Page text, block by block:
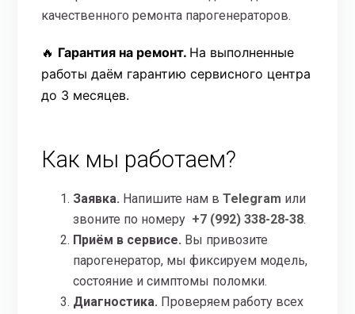
качественного ремонта парогенераторов.
🔥 Гарантия на ремонт. На выполненные
работы даём гарантию сервисного центра
до 3 месяцев.
Как мы работаем?
Заявка. Напишите нам вTelegram или
звоните по номеру +7 (992) 338-28-38.
Приём в сервисе. Вы привозите
парогенератор, мы фиксируем модель,
состояние и симптомы поломки.
Диагностика. Проверяем работу всех